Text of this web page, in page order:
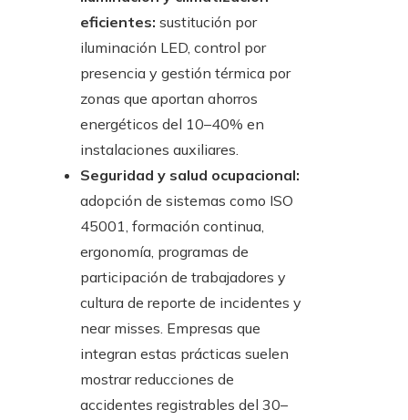
eficientes: sustitución por
iluminación LED, control por
presencia y gestión térmica por
zonas que aportan ahorros
energéticos del 10–40% en
instalaciones auxiliares.
Seguridad y salud ocupacional:
adopción de sistemas como ISO
45001, formación continua,
ergonomía, programas de
participación de trabajadores y
cultura de reporte de incidentes y
near misses. Empresas que
integran estas prácticas suelen
mostrar reducciones de
accidentes registrables del 30–